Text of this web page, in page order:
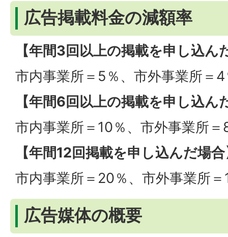
広告掲載料金の減額率
【年間3回以上の掲載を申し込ん
市内事業所＝5％、市外事業所＝
【年間6回以上の掲載を申し込ん
市内事業所＝10％、市外事業所＝
【年間12回掲載を申し込んだ場
市内事業所＝20％、市外事業所＝
広告媒体の概要